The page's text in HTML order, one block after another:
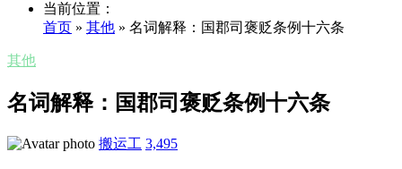
当前位置：
首页 » 其他 » 名词解释：国郡司褒贬条例十六条
其他
名词解释：国郡司褒贬条例十六条
搬运工 3,495